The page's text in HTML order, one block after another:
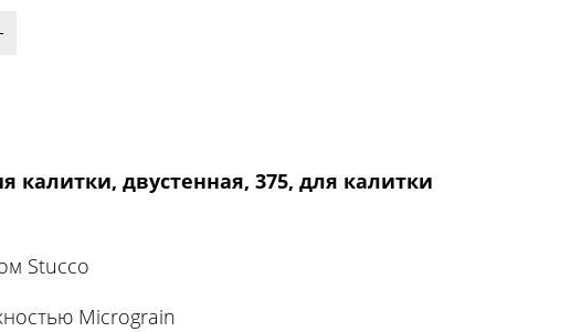
калитки, двустенная, 375, для калитки
Stucco
Micrograin